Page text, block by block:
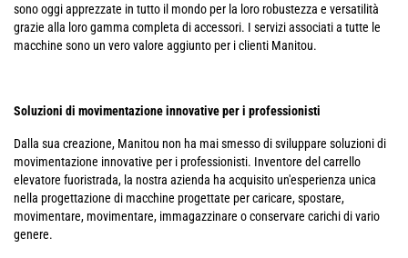
sono oggi apprezzate in tutto il mondo per la loro robustezza e versatilità
grazie alla loro gamma completa di accessori. I servizi associati a tutte le
macchine sono un vero valore aggiunto per i clienti Manitou.
Soluzioni di movimentazione innovative per i professionisti
Dalla sua creazione, Manitou non ha mai smesso di sviluppare soluzioni di
movimentazione innovative per i professionisti. Inventore del carrello
elevatore fuoristrada, la nostra azienda ha acquisito un'esperienza unica
nella progettazione di macchine progettate per caricare, spostare,
movimentare, movimentare, immagazzinare o conservare carichi di vario
genere.